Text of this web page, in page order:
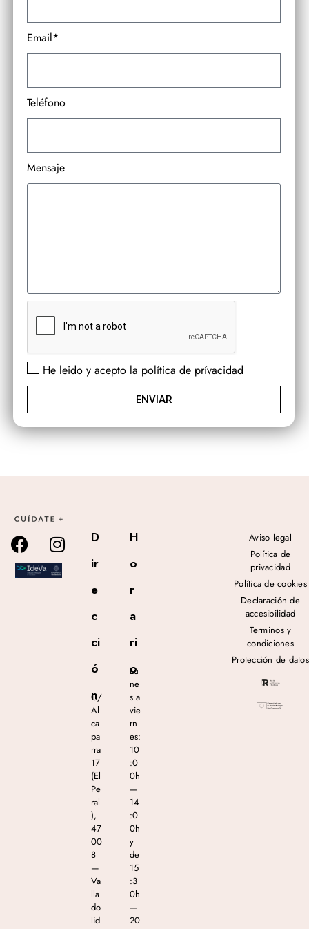
Email*
Teléfono
Mensaje
He leido y acepto la política de prívacidad
ENVIAR
D
ir
e
c
ci
ó
n
C/
Al
ca
pa
rra
17
(El
Pe
ral
),
47
00
8
—
Va
lla
do
lid
H
o
r
a
ri
o
Lu
ne
s a
vie
rn
es:
10
:0
0h
—
14
:0
0h
y
de
15
:3
0h
—
20
Aviso legal
Política de
privacidad
Política de cookies
Declaración de
accesibilidad
Terminos y
condiciones
Protección de datos